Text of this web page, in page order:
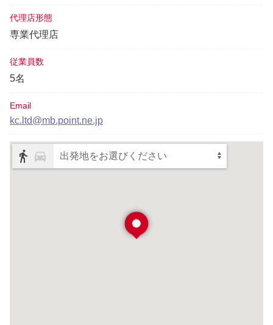
代理店形態
専業代理店
従業員数
5名
Email
kc.ltd@mb.point.ne.jp
出発地をお選びください